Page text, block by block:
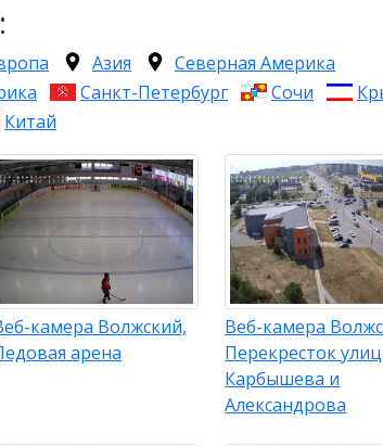
Азия
Северная Америка
Санкт-Петербург Сочи
Китай
камера Волжский,
арена
Веб-камера
Перекресток улиц
Карбышева и
Александрова